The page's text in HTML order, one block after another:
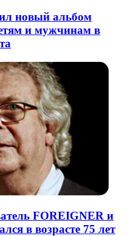
новый альбом
и мужчинам в
FOREIGNER и
в возрасте 75 лет